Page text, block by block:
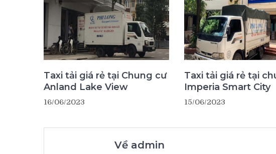
Taxi tải giá rẻ tại Chung cư
Anland Lake View
16/06/2023
Taxi tải giá rẻ tại
Imperia Smart City
15/06/2023
Về admin